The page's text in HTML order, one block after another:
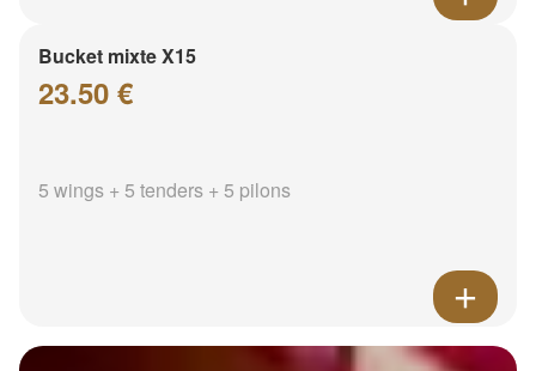
Bucket mixte X15
23.50 €
5 wings + 5 tenders + 5 pilons